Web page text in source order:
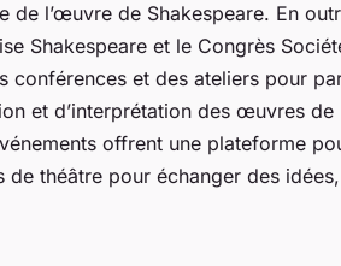
de l’œuvre de Shakespeare. En
Shakespeare et le Congrès
conférences et des ateliers pour
et d’interprétation des œuvres de
offrent une plateforme
théâtre pour échanger des